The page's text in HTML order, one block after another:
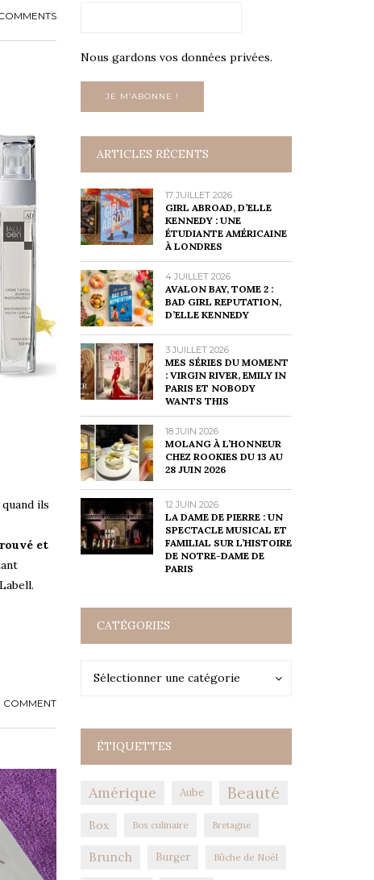
ils
et
COMMENT
Nous gardons vos données privées.
ARTICLES RÉCENTS
17 JUILLET 2026
GIRL ABROAD, D’ELLE
KENNEDY : UNE
ÉTUDIANTE AMÉRICAINE
À LONDRES
4 JUILLET 2026
AVALON BAY, TOME 2 :
BAD GIRL REPUTATION,
D’ELLE KENNEDY
3 JUILLET 2026
MES SÉRIES DU MOMENT
: VIRGIN RIVER, EMILY IN
PARIS ET NOBODY
WANTS THIS
18 JUIN 2026
MOLANG À L’HONNEUR
CHEZ ROOKIES DU 13 AU
28 JUIN 2026
12 JUIN 2026
LA DAME DE PIERRE : UN
SPECTACLE MUSICAL ET
FAMILIAL SUR L’HISTOIRE
DE NOTRE-DAME DE
PARIS
CATÉGORIES
Sélectionner une catégorie
Catégories
ÉTIQUETTES
Amérique Aube Beauté
Box Box culinaire Bretagne
Brunch Burger Bûche de Noël